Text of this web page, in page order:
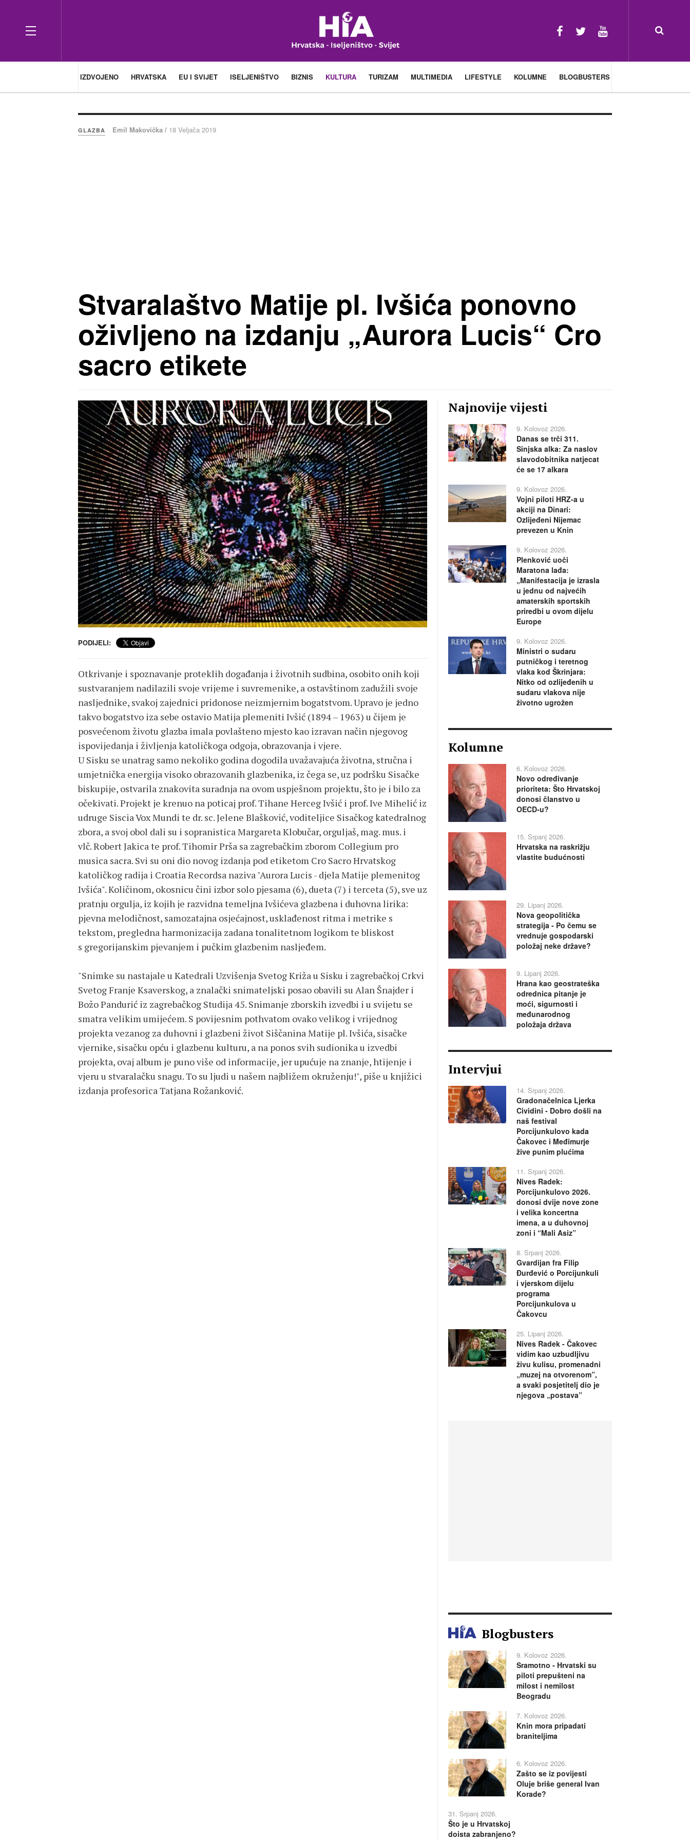
IZDVOJENO HRVATSKA EU I SVIJET ISELJENIŠTVO BIZNIS KULTURA TURIZAM MULTIMEDIA LIFESTYLE KOLUMNE BLOGBUSTERS
GLAZBA Emil Makovička / 18 Veljača 2019
Stvaralaštvo Matije pl. Ivšića ponovno
oživljeno na izdanju „Aurora Lucis“ Cro
sacro etikete
PODIJELI:
Otkrivanje i spoznavanje proteklih događanja i životnih sudbina, osobito onih koji
sustvaranjem nadilazili svoje vrijeme i suvremenike, a ostavštinom zadužili svoje
nasljednike, svakoj zajednici pridonose neizmjernim bogatstvom. Upravo je jedno
takvo bogatstvo iza sebe ostavio Matija plemeniti Ivšić (1894 – 1963) u čijem je
posvećenom životu glazba imala povlašteno mjesto kao izravan način njegovog
ispovijedanja i življenja katoličkoga odgoja, obrazovanja i vjere.
U Sisku se unatrag samo nekoliko godina dogodila uvažavajuća životna, stručna i
umjetnička energija visoko obrazovanih glazbenika, iz čega se, uz podršku Sisačke
biskupije, ostvarila znakovita suradnja na ovom uspješnom projektu, što je i bilo za
očekivati. Projekt je krenuo na poticaj prof. Tihane Herceg Ivšić i prof. Ive Mihelić iz
udruge Siscia Vox Mundi te dr. sc. Jelene Blašković, voditeljice Sisačkog katedralnog
zbora, a svoj obol dali su i sopranistica Margareta Klobučar, orguljaš, mag. mus. i
vlč. Robert Jakica te prof. Tihomir Prša sa zagrebačkim zborom Collegium pro
musica sacra. Svi su oni dio novog izdanja pod etiketom Cro Sacro Hrvatskog
katoličkog radija i Croatia Recordsa naziva "Aurora Lucis - djela Matije plemenitog
Ivšića". Količinom, okosnicu čini izbor solo pjesama (6), dueta (7) i terceta (5), sve uz
pratnju orgulja, iz kojih je razvidna temeljna Ivšićeva glazbena i duhovna lirika:
pjevna melodičnost, samozatajna osjećajnost, usklađenost ritma i metrike s
tekstom, pregledna harmonizacija zadana tonalitetnom logikom te bliskost
s gregorijanskim pjevanjem i pučkim glazbenim nasljeđem.
"Snimke su nastajale u Katedrali Uzvišenja Svetog Križa u Sisku i zagrebačkoj Crkvi
Svetog Franje Ksaverskog, a znalački snimateljski posao obavili su Alan Šnajder i
Božo Pandurić iz zagrebačkog Studija 45. Snimanje zborskih izvedbi i u svijetu se
smatra velikim umijećem. S povijesnim pothvatom ovako velikog i vrijednog
projekta vezanog za duhovni i glazbeni život Siščanina Matije pl. Ivšića, sisačke
vjernike, sisačku opću i glazbenu kulturu, a na ponos svih sudionika u izvedbi
projekta, ovaj album je puno više od informacije, jer upućuje na znanje, htijenje i
vjeru u stvaralačku snagu. To su ljudi u našem najbližem okruženju!", piše u knjižici
izdanja profesorica Tatjana Rožanković.
Najnovije vijesti
9. Kolovoz 2026.
Danas se trči 311.
Sinjska alka: Za naslov
slavodobitnika natjecat
će se 17 alkara
9. Kolovoz 2026.
Vojni piloti HRZ-a u
akciji na Dinari:
Ozlijeđeni Nijemac
prevezen u Knin
9. Kolovoz 2026.
Plenković uoči
Maratona lađa:
„Manifestacija je izrasla
u jednu od najvećih
amaterskih sportskih
priredbi u ovom dijelu
Europe
9. Kolovoz 2026.
Ministri o sudaru
putničkog i teretnog
vlaka kod Škrinjara:
Nitko od ozlijeđenih u
sudaru vlakova nije
životno ugrožen
Kolumne
6. Kolovoz 2026.
Novo određivanje
prioriteta: Što Hrvatskoj
donosi članstvo u
OECD-u?
15. Srpanj 2026.
Hrvatska na raskrižju
vlastite budućnosti
29. Lipanj 2026.
Nova geopolitička
strategija - Po čemu se
vrednuje gospodarski
položaj neke države?
9. Lipanj 2026.
Hrana kao geostrateška
odrednica pitanje je
moći, sigurnosti i
međunarodnog
položaja država
Intervjui
14. Srpanj 2026.
Gradonačelnica Ljerka
Cividini - Dobro došli na
naš festival
Porcijunkulovo kada
Čakovec i Međimurje
žive punim plućima
11. Srpanj 2026.
Nives Radek:
Porcijunkulovo 2026.
donosi dvije nove zone
i velika koncertna
imena, a u duhovnoj
zoni i “Mali Asiz”
8. Srpanj 2026.
Gvardijan fra Filip
Đurđević o Porcijunkuli
i vjerskom dijelu
programa
Porcijunkulova u
Čakovcu
25. Lipanj 2026.
Nives Radek - Čakovec
vidim kao uzbudljivu
živu kulisu, promenadni
„muzej na otvorenom”,
a svaki posjetitelj dio je
njegova „postava”
Blogbusters
9. Kolovoz 2026.
Sramotno - Hrvatski su
piloti prepušteni na
milost i nemilost
Beogradu
7. Kolovoz 2026.
Knin mora pripadati
braniteljima
6. Kolovoz 2026.
Zašto se iz povijesti
Oluje briše general Ivan
Korade?
31. Srpanj 2026.
Što je u Hrvatskoj
doista zabranjeno?